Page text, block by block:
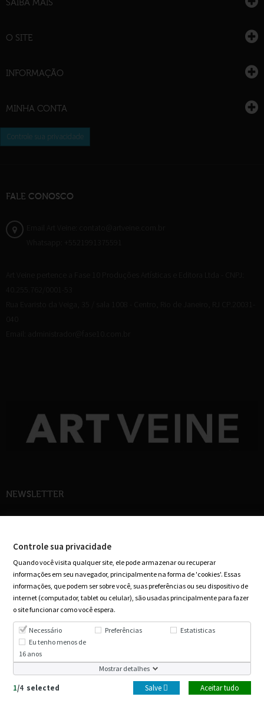
SAIBA MAIS
O SITE
INFORMAÇÃO
MINHA CONTA
Controle sua privacidade
FALE CONOSCO
NEWSLETTER
Controle sua privacidade
Quando você visita qualquer site, ele pode armazenar ou recuperar
informações em seu navegador, principalmente na forma de 'cookies'. Essas
informações, que podem ser sobre você, suas preferências ou seu dispositivo de
internet (computador, tablet ou celular), são usadas principalmente para fazer
o site funcionar como você espera.
Necessário Preferências
Estatisticas
Eu tenho menos de
16 anos
Mostrar detalhes
1/4 selected Aceitar tudo
Salve 